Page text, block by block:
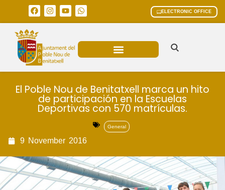
ELECTRONIC OFFICE
El Poble Nou de Benitatxell marca un hito
de participación en la Escuelas
Deportivas con 570 matrículas.
General
9 November 2016